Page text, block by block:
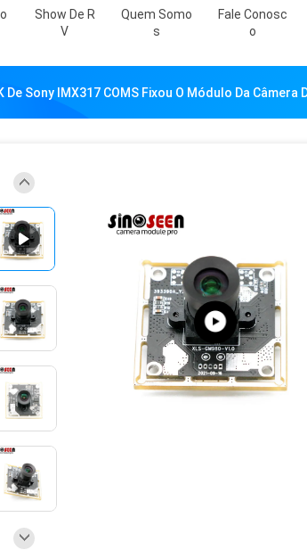
Show De R
V
Quem Somo
S
Fale Conosc
O
De Sony IMX317 COMS Fixou O Módulo Da Câmera